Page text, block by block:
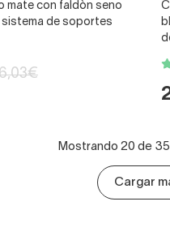
mate con faldòn seno
de soportes
Mostrando 20 de
Cargar